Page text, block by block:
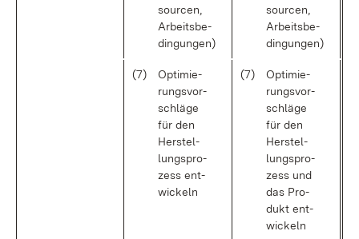
sour­cen,
Ar­beits­be­
din­gun­gen)
sour­cen,
Ar­beits­be­
din­gun­gen)
(7)
Op­ti­mie­
rungs­vor­
schlä­ge
für den
Her­stel­
lungs­pro­
zess ent­
wi­ckeln
(7)
Op­ti­mie­
rungs­vor­
schlä­ge
für den
Her­stel­
lungs­pro­
zess und
das Pro­
dukt ent­
wi­ckeln